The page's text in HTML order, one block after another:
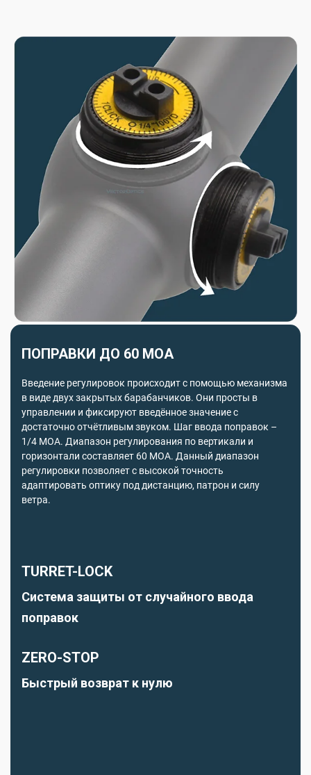
ПОПРАВКИ ДО 60 MOA
Введение регулировок происходит с помощью механизма
в виде двух закрытых барабанчиков. Они просты в
управлении и фиксируют введённое значение с
достаточно отчётливым звуком. Шаг ввода поправок –
1/4 МОА. Диапазон регулирования по вертикали и
горизонтали составляет 60 МОА. Данный диапазон
регулировки позволяет с высокой точность
адаптировать оптику под дистанцию, патрон и силу
ветра.
TURRET-LOCK
Система защиты от случайного ввода
поправок
ZERO-STOP
Быстрый возврат к нулю